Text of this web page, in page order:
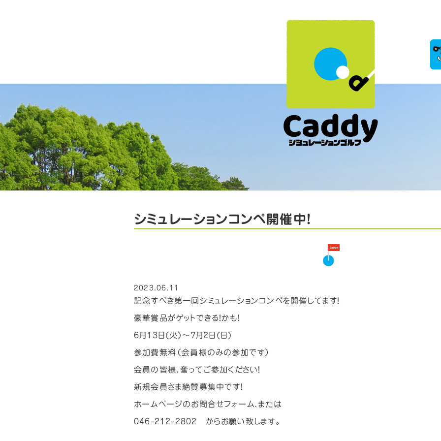
シミュレーションコンペ開催中！
2023.06.11
記念すべき第一回シミュレーションコンペを開催してます！
豪華賞品がゲットできる！かも！
6月13日(火)～7月2日(日)
参加費無料（会員様のみの参加です）
会員の皆様、奮ってご参加ください！
新規会員さま絶賛募集中です！
ホームページのお問合せフォーム、または
046-212-2802 からお願い致します。